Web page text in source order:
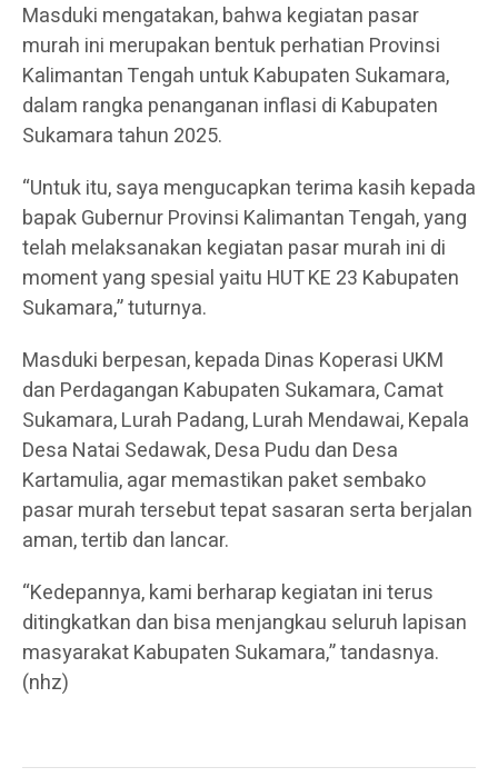
Masduki mengatakan, bahwa kegiatan pasar
murah ini merupakan bentuk perhatian Provinsi
Kalimantan Tengah untuk Kabupaten Sukamara,
dalam rangka penanganan inflasi di Kabupaten
Sukamara tahun 2025.
“Untuk itu, saya mengucapkan terima kasih kepada
bapak Gubernur Provinsi Kalimantan Tengah, yang
telah melaksanakan kegiatan pasar murah ini di
moment yang spesial yaitu HUT KE 23 Kabupaten
Sukamara,” tuturnya.
Masduki berpesan, kepada Dinas Koperasi UKM
dan Perdagangan Kabupaten Sukamara, Camat
Sukamara, Lurah Padang, Lurah Mendawai, Kepala
Desa Natai Sedawak, Desa Pudu dan Desa
Kartamulia, agar memastikan paket sembako
pasar murah tersebut tepat sasaran serta berjalan
aman, tertib dan lancar.
“Kedepannya, kami berharap kegiatan ini terus
ditingkatkan dan bisa menjangkau seluruh lapisan
masyarakat Kabupaten Sukamara,” tandasnya.
(nhz)